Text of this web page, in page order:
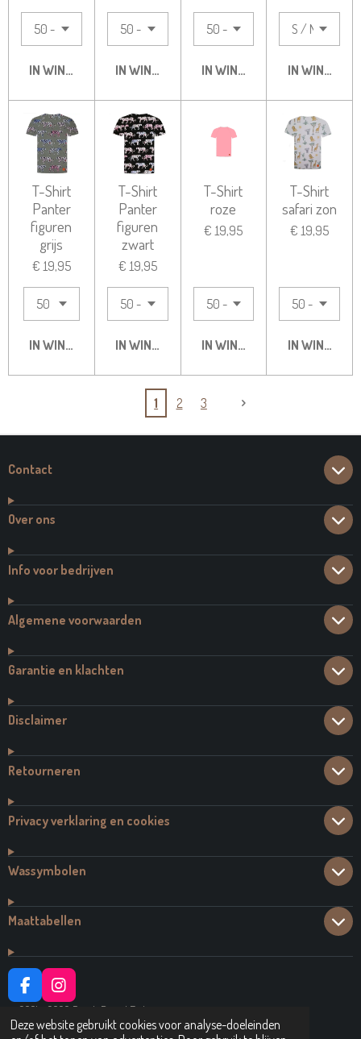
Deze website gebruikt cookies voor analyse-doeleinden
IN WINKELWAGENIN WINKELWAGENIN WINKELWAGEN
IN
T-Shirt
Panter
figuren
grijs
€ 19,95
IN WINKELWAGEN
T-Shirt
Panter
figuren
zwart
€ 19,95
IN WINKELWAGEN
T-Shirt
roze
€ 19,95
IN WINKELWAGEN
T-Shirt
safari zon
€ 19,95
IN
1 2 3
Contact
Over ons
Info voor bedrijven
Algemene voorwaarden
Garantie en klachten
Disclaimer
Retourneren
Privacy verklaring en cookies
Wassymbolen
Maattabellen
F
A
C
I
N
S
© 2021 - 2026 Dutch Brand Fashion
Powered byJouwWeb